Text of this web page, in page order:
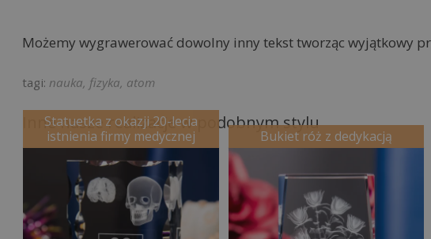
Możemy wygrawerować dowolny inny tekst tworząc wyjątkowy
nauka, fizyka, atom
Inne nasze realizacje w podobnym stylu
Statuetka z okazji 20-lecia
istnienia firmy medycznej
Bukiet róż z dedykacją